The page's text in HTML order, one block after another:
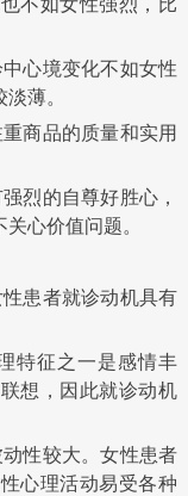
心境变化不如女性
薄。
商品的质量和实用
烈的自尊好胜心，
心价值问题。
患者就诊动机具有
征之一是感情丰
想，因此就诊动机
性较大。女性患者
心理活动易受各种